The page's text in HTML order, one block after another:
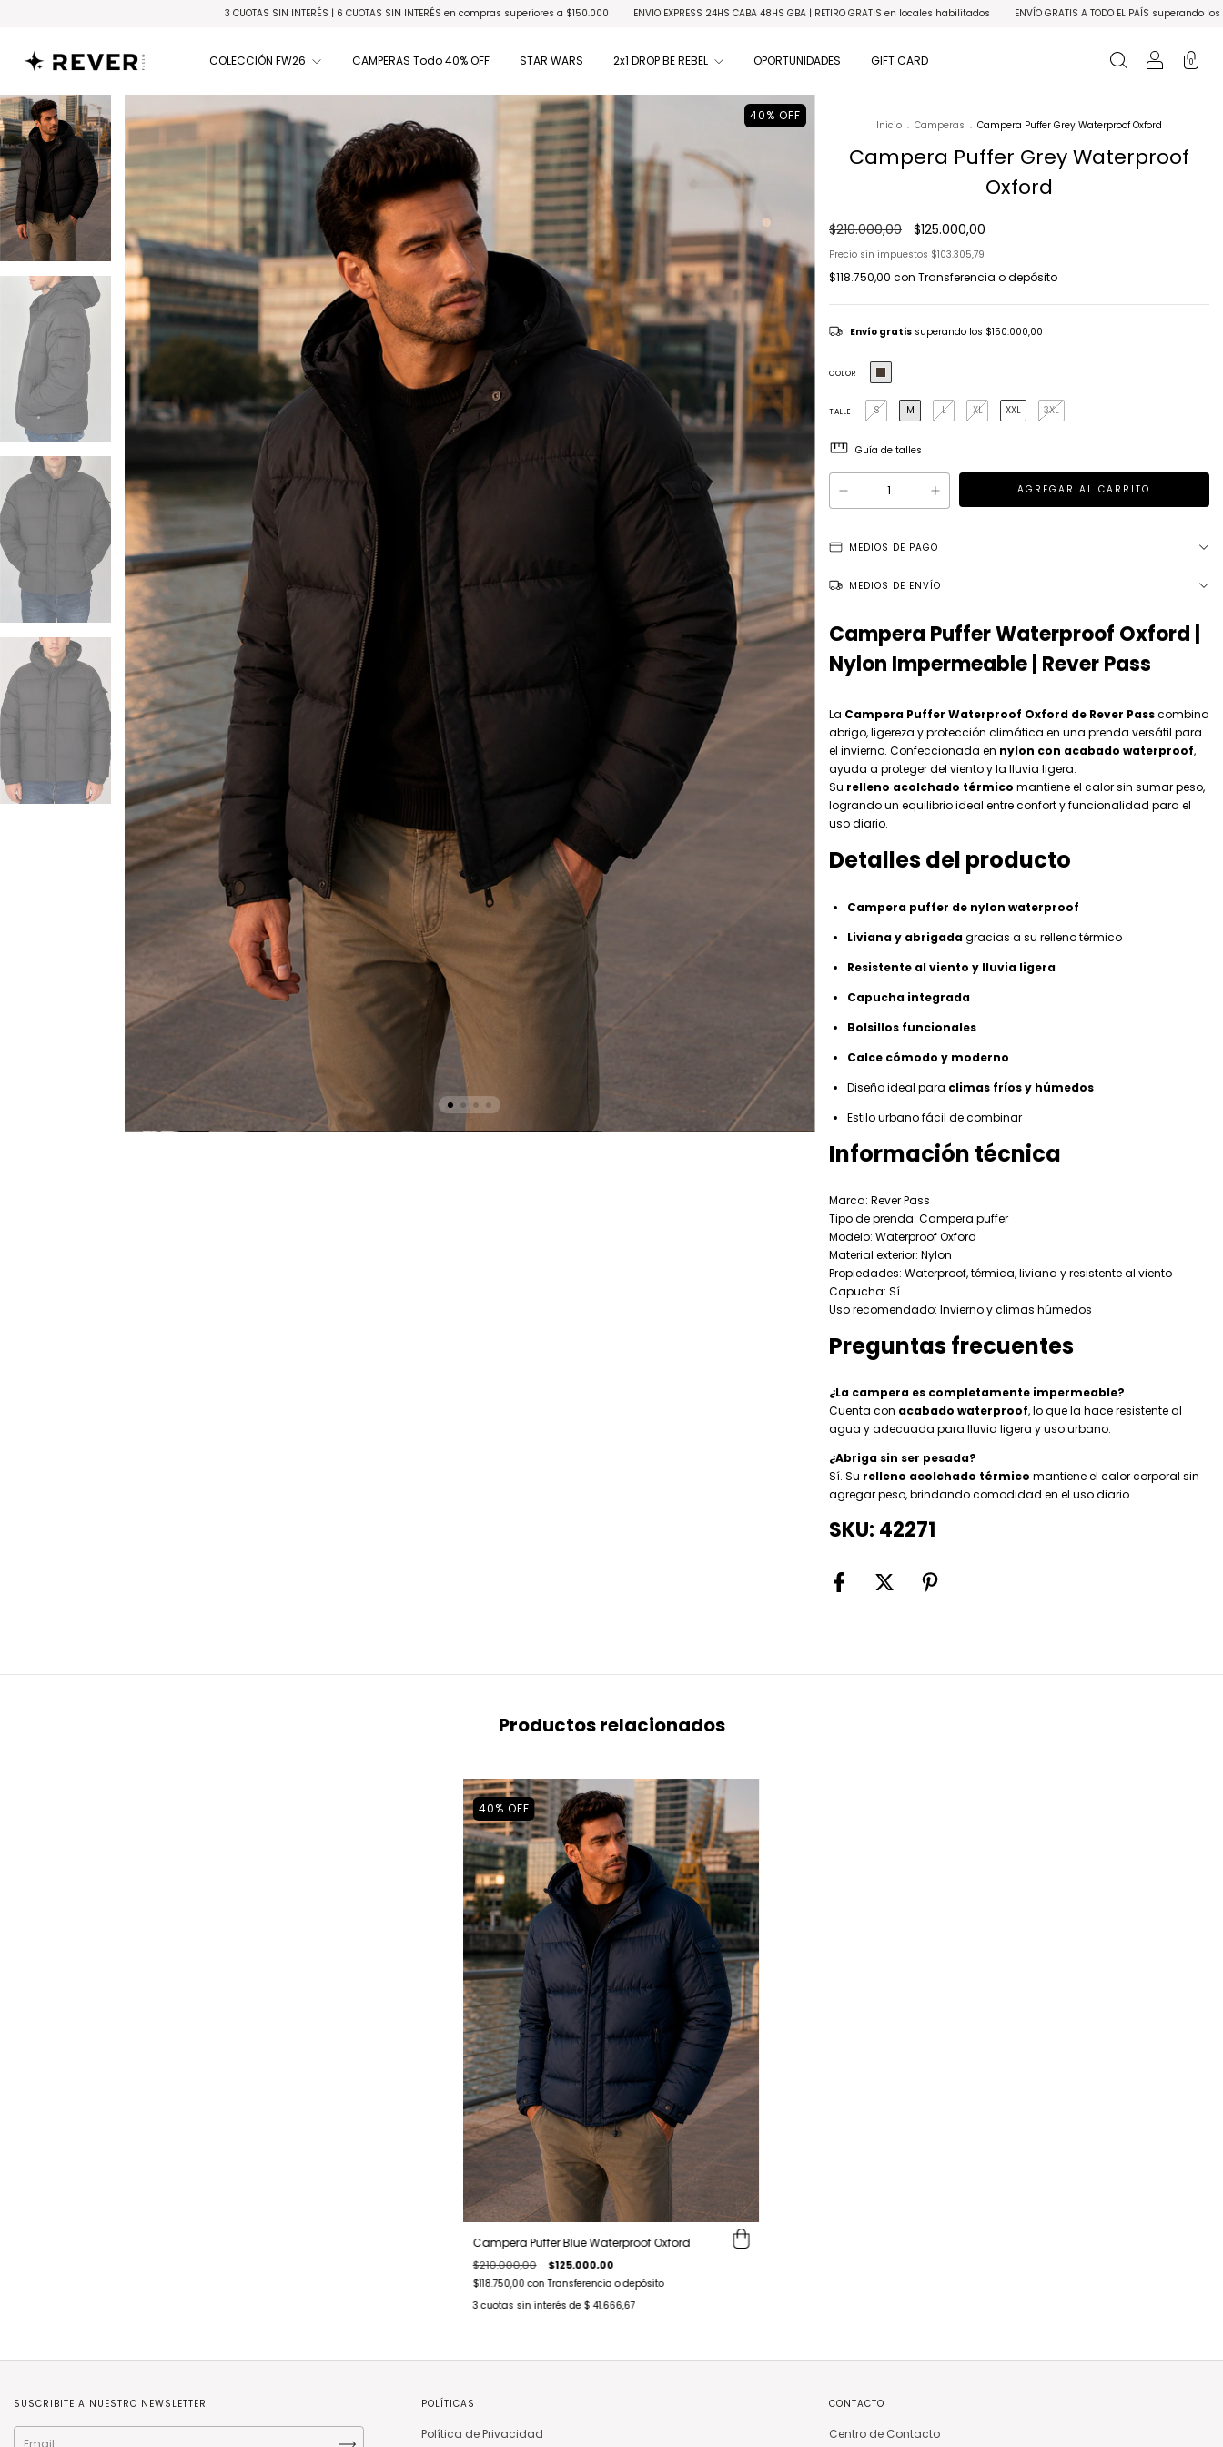
3 CUOTAS SIN INTERÉS | 6 CUOTAS SIN INTERÉS en compras superiores a $150.000 ENVIO EXPRESS 24HS CABA 48HS GBA | RETIRO GRATIS en locales habilitados ENVÍO GRATIS A TODO EL PAÍS superando los $150.000 3
COLECCIÓN FW26 CAMPERAS Todo 40% OFF STAR WARS 2x1 DROP BE REBEL OPORTUNIDADES GIFT CARD 0
40% OFF
Inicio . Camperas . Campera Puffer Grey Waterproof Oxford
Campera Puffer Grey Waterproof
Oxford
$210.000,00 $125.000,00
Precio sin impuestos $103.305,79
$118.750,00 con Transferencia o depósito
Envío gratis superando los $150.000,00
COLOR
TALLE S M L XL XXL 3XL
Guía de talles
MEDIOS DE PAGO
MEDIOS DE ENVÍO
Campera Puffer Waterproof Oxford |
Nylon Impermeable | Rever Pass
La Campera Puffer Waterproof Oxford de Rever Passcombina
abrigo, ligereza y protección climática en una prenda versátil para
el invierno. Confeccionada en nylon con acabado waterproof,
ayuda a proteger del viento y la lluvia ligera.
Su relleno acolchado térmico mantiene el calor sin sumar peso,
logrando un equilibrio ideal entre confort y funcionalidad para el
uso diario.
Detalles del producto
Campera puffer de nylon waterproof
Liviana y abrigadagracias a su relleno térmico
Resistente al viento y lluvia ligera
Capucha integrada
Bolsillos funcionales
Calce cómodo y moderno
Diseño ideal para climas fríos y húmedos
Estilo urbano fácil de combinar
Información técnica
Marca: Rever Pass
Tipo de prenda: Campera puffer
Modelo: Waterproof Oxford
Material exterior: Nylon
Propiedades: Waterproof, térmica, liviana y resistente al viento
Capucha: Sí
Uso recomendado: Invierno y climas húmedos
Preguntas frecuentes
¿La campera es completamente impermeable?
Cuenta con acabado waterproof, lo que la hace resistente al
agua y adecuada para lluvia ligera y uso urbano.
¿Abriga sin ser pesada?
Sí. Su relleno acolchado térmico mantiene el calor corporal sin
agregar peso, brindando comodidad en el uso diario.
SKU: 42271
Productos relacionados
40% OFF
Campera Puffer Blue Waterproof Oxford
$210.000,00 $125.000,00
$118.750,00con Transferencia o depósito
3 cuotas sin interés de $ 41.666,67
SUSCRIBITE A NUESTRO NEWSLETTER POLÍTICAS
Política de Privacidad
CONTACTO
Centro de Contacto